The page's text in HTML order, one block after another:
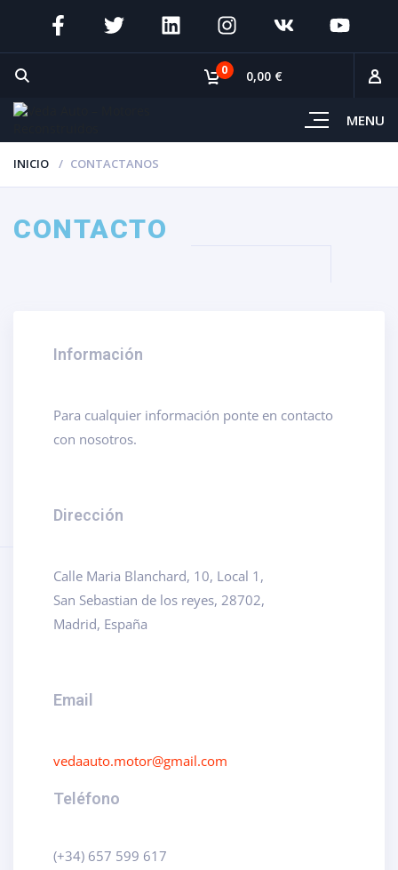
MENU
0 0,00 €
INICIO CONTACTANOS
CONTACTO
Información
Para cualquier información ponte en contacto
con nosotros.
Dirección
Calle Maria Blanchard, 10, Local 1,
San Sebastian de los reyes, 28702,
Madrid, España
Email
vedaauto.motor@gmail.com
Teléfono
(+34) 657 599 617